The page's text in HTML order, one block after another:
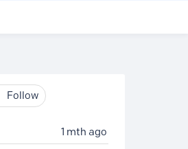
Follow
1 mth ago